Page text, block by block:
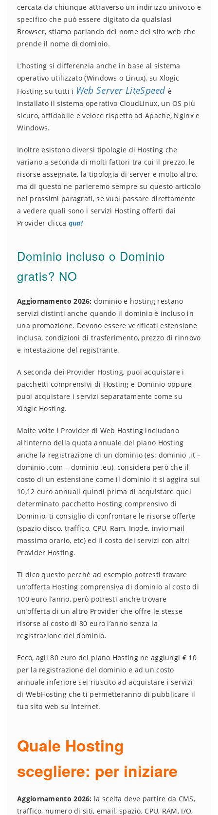
cercata da chiunque attraverso un indirizzo univoco e
specifico che può essere digitato da qualsiasi
Browser, stiamo parlando del nome del sito web che
prende il nome di dominio.
L’hosting si differenzia anche in base al sistema
operativo utilizzato (Windows o Linux), su Xlogic
Hosting su tutti i Web Server LiteSpeed è
installato il sistema operativo CloudLinux, un OS più
sicuro, affidabile e veloce rispetto ad Apache, Nginx e
Windows.
Inoltre esistono diversi tipologie di Hosting che
variano a seconda di molti fattori tra cui il prezzo, le
risorse assegnate, la tipologia di server e molto altro,
ma di questo ne parleremo sempre su questo articolo
nei prossimi paragrafi, se vuoi passare direttamente
a vedere quali sono i servizi Hosting offerti dai
Provider clicca qua!
Dominio incluso o Dominio
gratis? NO
Aggiornamento 2026: dominio e hosting restano
servizi distinti anche quando il dominio è incluso in
una promozione. Devono essere verificati estensione
inclusa, condizioni di trasferimento, prezzo di rinnovo
e intestazione del registrante.
A seconda dei Provider Hosting, puoi acquistare i
pacchetti comprensivi di Hosting e Dominio oppure
puoi acquistare i servizi separatamente come su
Xlogic Hosting.
Molte volte i Provider di Web Hosting includono
all’interno della quota annuale del piano Hosting
anche la registrazione di un dominio (es: dominio .it –
dominio .com – dominio .eu), considera però che il
costo di un estensione come il dominio it si aggira sui
10,12 euro annuali quindi prima di acquistare quel
determinato pacchetto Hosting comprensivo di
Dominio, ti consiglio di confrontare le risorse offerte
(spazio disco, traffico, CPU, Ram, Inode, invio mail
massimo orario, etc) ed il costo dei servizi con altri
Provider Hosting.
Ti dico questo perché ad esempio potresti trovare
un’offerta Hosting comprensiva di dominio al costo di
100 euro l’anno, però potresti anche trovare
un’offerta di un altro Provider che offre le stesse
risorse al costo di 80 euro l’anno senza la
registrazione del dominio.
Ecco, agli 80 euro del piano Hosting ne aggiungi € 10
per la registrazione del dominio e ad un costo
annuale inferiore sei riuscito ad acquistare i servizi
di WebHosting che ti permetteranno di pubblicare il
tuo sito web su Internet.
Quale Hosting
scegliere: per iniziare
Aggiornamento 2026: la scelta deve partire da CMS,
traffico, numero di siti, email, spazio, CPU, RAM, I/O,